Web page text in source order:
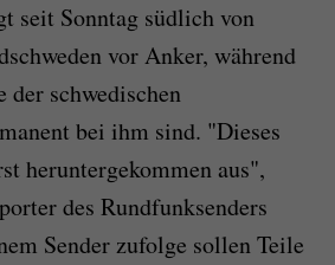
seit Sonntag südlich von
vor Anker, während
der schwedischen
bei ihm sind. "Dieses
heruntergekommen aus",
des Rundfunksenders
Sender zufolge sollen Teile